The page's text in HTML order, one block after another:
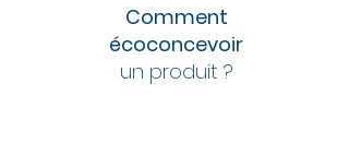
Comment
écoconcevoir
un produit ?